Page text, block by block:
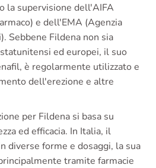
la supervisione dell'AIFA
e dell'EMA (Agenzia
Sebbene Fildena non sia
ed europei, il suo
è regolarmente utilizzato e
dell'erezione e altre
per Fildena si basa su
ed efficacia. In Italia, il
diverse forme e dosaggi, la sua
tramite farmacie